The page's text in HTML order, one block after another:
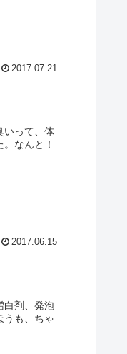
2017.07.21
いって、体
なんと！
2017.06.15
白剤、発泡
うも、ちゃ